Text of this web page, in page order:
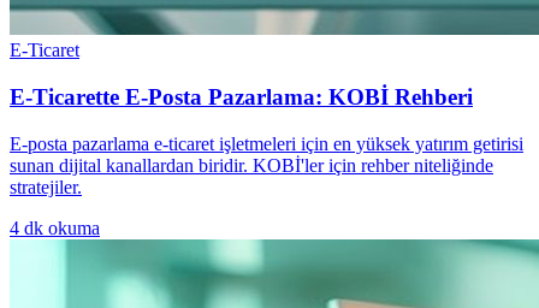
E-Ticaret
E-Ticarette E-Posta Pazarlama: KOBİ Rehberi
E-posta pazarlama e-ticaret işletmeleri için en yüksek yatırım getirisi
sunan dijital kanallardan biridir. KOBİ'ler için rehber niteliğinde
stratejiler.
4 dk okuma